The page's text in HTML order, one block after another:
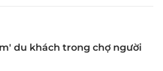
du khách trong chợ người